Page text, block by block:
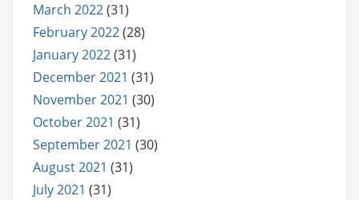
March 2022(31)
February 2022(28)
January 2022(31)
December 2021 (31)
November 2021 (30)
October 2021 (31)
September 2021 (30)
August 2021 (31)
July 2021 (31)